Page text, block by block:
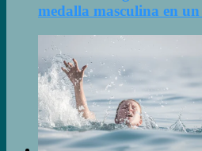
medalla masculina en